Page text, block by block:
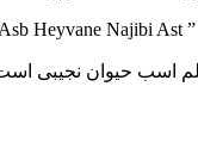
Heyvane Najibi Ast